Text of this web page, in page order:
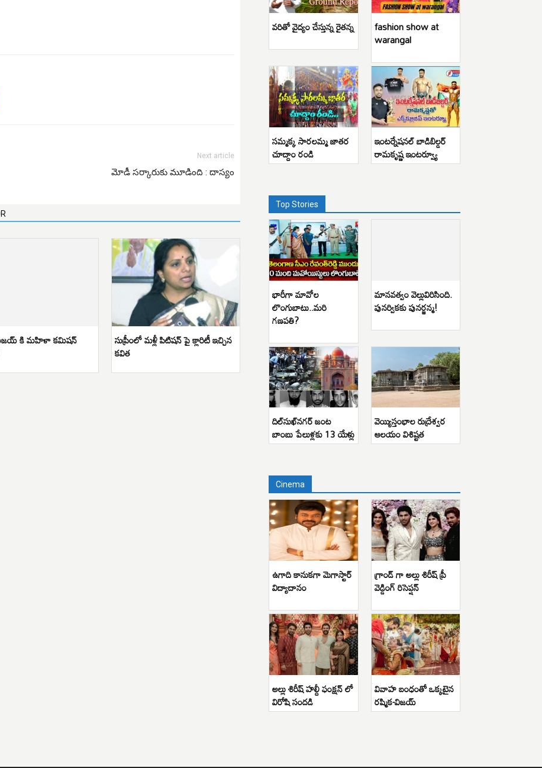
Next article
మోడీ సర్కారుకు మూడింది : దాస్యం
కి మహిళా కమిషన్ సుప్రీంలో మళ్లీ పిటిషన్ పై క్లారిటీ ఇచ్చిన
కవిత
వరితో వైద్యం చేస్తున్న రైతన్న fashion show at
warangal
సమ్మక్క సారలమ్మ జాతర
చూద్దాం రండి
ఇంటర్నేషనల్ బాడిబిల్డర్
రామకృష్ణ ఇంటర్వ్యూ
Top Stories
భారీగా మావోల
లొంగుబాటు..మరి
గణపతి?
మానవత్వం వెల్లువిరిసింది.
పునర్వికకు పునర్జన్మ!
దిల్‌సుఖ్‌నగర్ జంట
బాంబు పేలుళ్లకు 13 యేళ్లు
వెయ్యిస్తంభాల రుద్రేశ్వర
ఆలయం విశిష్టత
Cinema
ఉగాది కానుకగా మెగాస్టార్
విద్యాదానం
గ్రాండ్ గా అల్లు శిరీష్ ప్రీ
వెడ్డింగ్ రిసెప్షన్
అల్లు శిరీష్ హల్దీ ఫంక్షన్ లో
విరోషి సందడి
వివాహ బంధంతో ఒక్కటైన
రష్మిక-విజయ్